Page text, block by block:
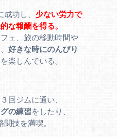
功し、 少ない労力で
な報酬を得る。
ェ、旅の移動時間や
好きな時にのんびり
楽しんでいる。
回ジムに通い、
の練習をしたり、
闘技を満喫。